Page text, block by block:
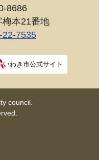
8686
本21番地
22-7535
いわき市公式サイト
council.